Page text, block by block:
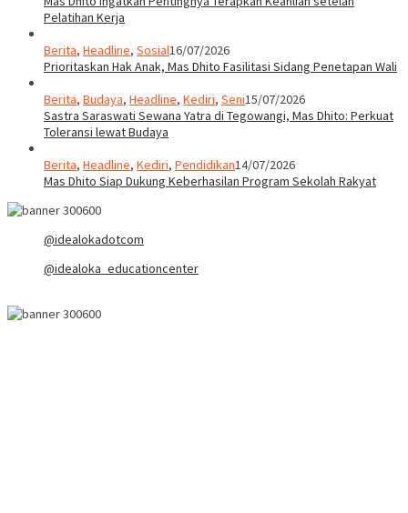
Pelatihan Kerja
Berita, Headline, Sosial16/07/2026
Prioritaskan Hak Anak, Mas Dhito Fasilitasi Sidang Penetapan Wali
Berita, Budaya, Headline, Kediri, Seni15/07/2026
Sastra Saraswati Sewana Yatra di Tegowangi, Mas Dhito: Perkuat
Toleransi lewat Budaya
Berita, Headline, Kediri, Pendidikan14/07/2026
Mas Dhito Siap Dukung Keberhasilan Program Sekolah Rakyat
@idealokadotcom
@idealoka_educationcenter